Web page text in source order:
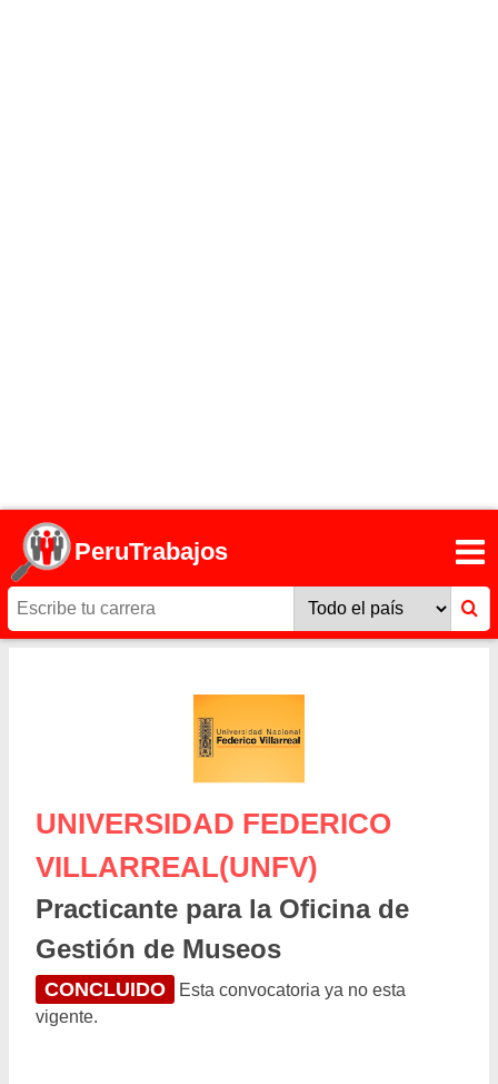
PeruTrabajos
UNIVERSIDAD FEDERICO
VILLARREAL(UNFV)
Practicante para la Oficina de
Gestión de Museos
CONCLUIDO
Esta convocatoria ya no esta
vigente.